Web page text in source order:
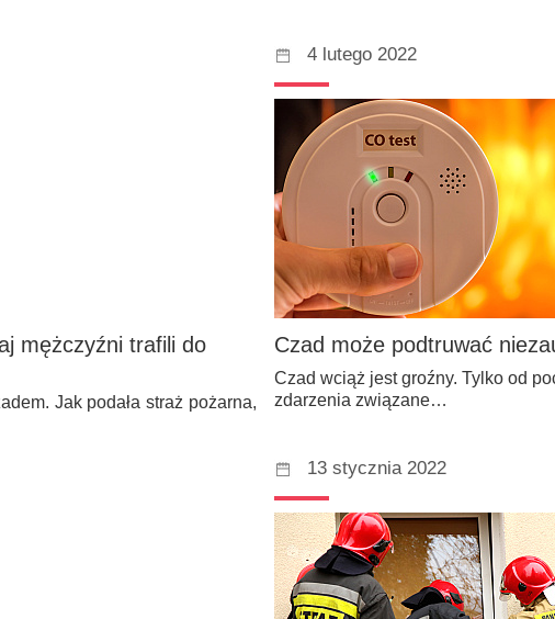
mężczyźni trafili do
Jak podała straż pożarna,
4 lutego 2022
Czad może podtruwać
Czad wciąż jest groźny. Tylko od
zdarzenia związane…
13 stycznia 2022